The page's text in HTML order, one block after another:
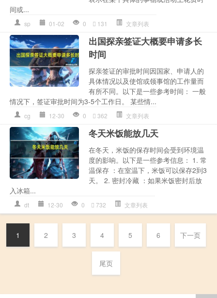
间或...
sp 01-02 0 131 文章列表
出国探亲签证大概要申请多长
时间
探亲签证的审批时间因国家、申请人的
具体情况以及使馆或领事馆的工作量而
有所不同。以下是一些参考时间： 一般
情况下，签证审批时间为3-5个工作日。 某些情...
cg 12-30 0 362 文章列表
冬天米饭能放几天
在冬天，米饭的保存时间会受到环境温
度的影响。以下是一些参考信息： 1. 常
温保存 ：在室温下，米饭可以保存2到3
天。 2. 密封冷藏 ：如果米饭密封后放
入冰箱...
dt 12-30 0 732 文章列表
1 2 3 4 5 6 下一页
尾页